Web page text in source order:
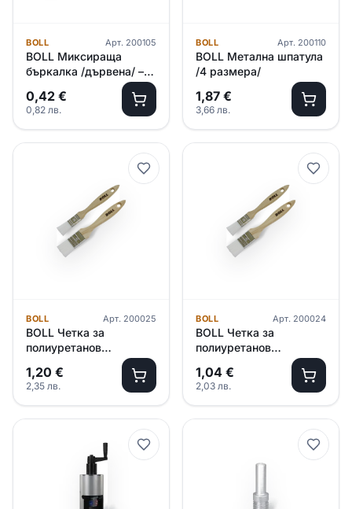
BOLL Арт. 200105
BOLL Миксираща
бъркалка /дървена/ –
0,42 €
0,82 лв.
BOLL Арт. 200110
BOLL Метална шпатула
/4 размера/
1,87 €
3,66 лв.
BOLL Арт. 200025
BOLL Четка за
полиуретанов
уплътнител 30мм
1,20 €
2,35 лв.
BOLL Арт. 200024
BOLL Четка за
полиуретанов
уплътнител 20мм
1,04 €
2,03 лв.